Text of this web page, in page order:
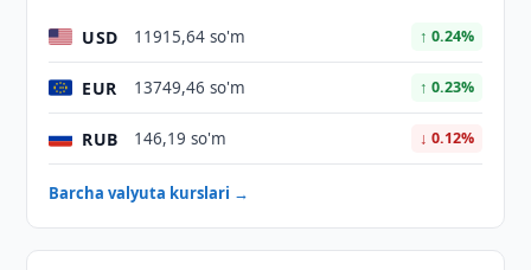
USD 11915,64 so'm ↑ 0.24%
EUR 13749,46 so'm ↑ 0.23%
RUB 146,19 so'm ↓ 0.12%
Barcha valyuta kurslari →